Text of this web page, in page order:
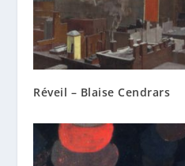
Réveil – Blaise Cendrars